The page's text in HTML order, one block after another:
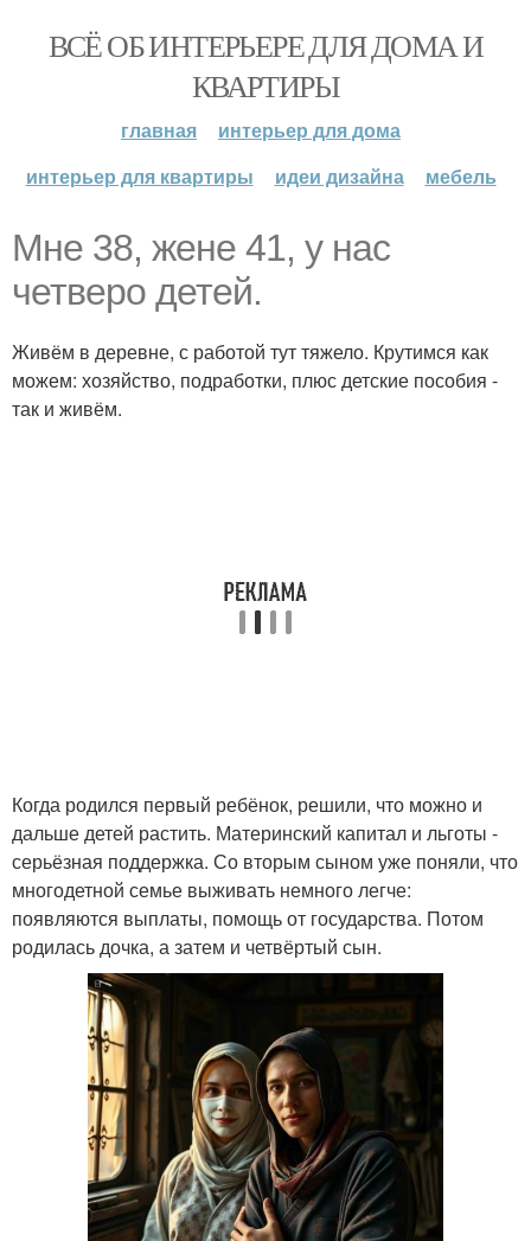
ВСЁ ОБ ИНТЕРЬЕРЕ ДЛЯ ДОМА И
КВАРТИРЫ
главная
интерьер для дома
интерьер для квартиры
идеи дизайна мебель
Мне 38, жене 41, у нас
четверо детей.
Живём в деревне, с работой тут тяжело. Крутимся как
можем: хозяйство, подработки, плюс детские пособия -
так и живём.
Когда родился первый ребёнок, решили, что можно и
дальше детей растить. Материнский капитал и льготы -
серьёзная поддержка. Со вторым сыном уже поняли, что
многодетной семье выживать немного легче:
появляются выплаты, помощь от государства. Потом
родилась дочка, а затем и четвёртый сын.